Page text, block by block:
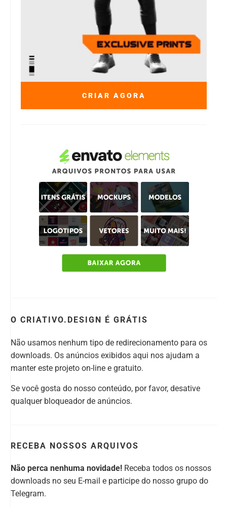
CRIAR AGORA
O CRIATIVO.DESIGN É GRÁTIS
Não usamos nenhum tipo de redirecionamento para os
downloads. Os anúncios exibidos aqui nos ajudam a
manter este projeto on-line e gratuito.
Se você gosta do nosso conteúdo, por favor, desative
qualquer bloqueador de anúncios.
RECEBA NOSSOS ARQUIVOS
Não perca nenhuma novidade! Receba todos os nossos
downloads no seu E-mail e participe do nosso grupo do
Telegram.